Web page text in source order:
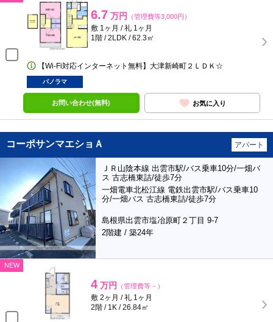
6.7 万円 （管理費等3,000円）
敷 1ヶ月 / 礼 1ヶ月
1階 / 2LDK / 62.3㎡
【Wi-Fi対応インターネット無料】大津新崎町２ＬＤＫ☆
パノラマ
お問い合わせ(無料) お気に入り
コーポサンマエショＡ アパート
ＪＲ山陰本線 出雲市駅/バス乗車10分/一畑バ
ス 古志橋東詰/徒歩7分
一畑電車北松江線 電鉄出雲市駅/バス乗車10
分/一畑バス 古志橋東詰/徒歩7分
島根県出雲市塩冶原町２丁目 9-7
2階建 / 築24年
NEW
4 万円 （管理費等－）
敷 2ヶ月 / 礼 1ヶ月
2階 / 1K / 26.84㎡